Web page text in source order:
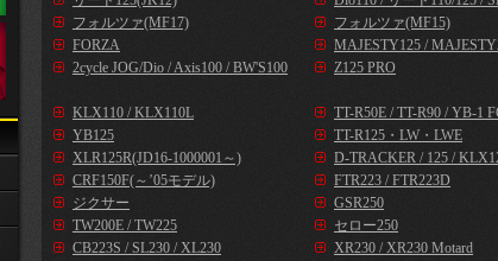
フォルツァ(MF17)
フォルツァ(MF15)
FORZA
MAJESTY125 /
2cycle JOG/Dio / Axis100 / BW'S100
Z125 PRO
KLX110 / KLX110L
TT-R50E / TT-R90 / YB-1
YB125
TT-R125・LW・LWE
XLR125R(JD16-1000001～)
D-TRACKER / 125 /
CRF150F(～’05モデル)
FTR223 / FTR223D
ジクサー
GSR250
TW200E / TW225
セロー250
CB223S / SL230 / XL230
XR230 / XR230 Motard